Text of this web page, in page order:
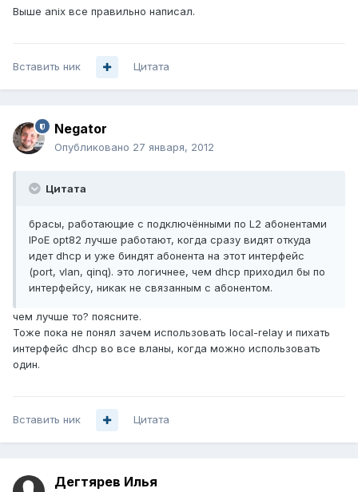
Выше anix все правильно написал.
Вставить ник Цитата
Negator
Опубликовано 27 января, 2012
Цитата
брасы, работающие с подключёнными по L2 абонентами
IPoE opt82 лучше работают, когда сразу видят откуда
идет dhcp и уже биндят абонента на этот интерфейс
(port, vlan, qinq). это логичнее, чем dhcp приходил бы по
интерфейсу, никак не связанным с абонентом.
чем лучше то? поясните.
Тоже пока не понял зачем использовать local-relay и пихать
интерфейс dhcp во все вланы, когда можно использовать
один.
Вставить ник Цитата
Дегтярев Илья